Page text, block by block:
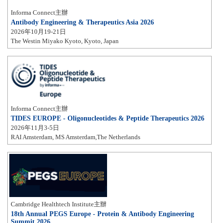
Informa Connect主辦
Antibody Engineering & Therapeutics Asia 2026
2026年10月19-21日
The Westin Miyako Kyoto, Kyoto, Japan
Informa Connect主辦
TIDES EUROPE - Oligonucleotides & Peptide Therapeutics 2026
2026年11月3-5日
RAI Amsterdam, MS Amsterdam,The Netherlands
Cambridge Healthtech Institute主辦
18th Annual PEGS Europe - Protein & Antibody Engineering